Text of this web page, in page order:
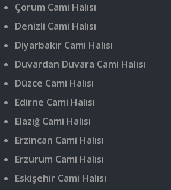
Çorum Cami Halısı
Denizli Cami Halısı
Diyarbakır Cami Halısı
Duvardan Duvara Cami Halısı
Düzce Cami Halısı
Edirne Cami Halısı
Elazığ Cami Halısı
Erzincan Cami Halısı
Erzurum Cami Halısı
Eskişehir Cami Halısı